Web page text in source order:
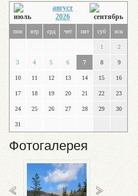
август
2026
пон втр срд чет пят суб вск
1 2
3 4 5 6 7 8 9
10 11 12 13 14 15 16
17 18 19 20 21 22 23
24 25 26 27 28 29 30
31
Фотогалерея